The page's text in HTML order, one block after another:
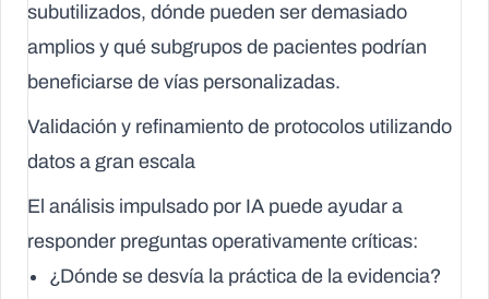
subutilizados, dónde pueden ser demasiado
amplios y qué subgrupos de pacientes podrían
beneficiarse de vías personalizadas.
Validación y refinamiento de protocolos utilizando
datos a gran escala
El análisis impulsado por IA puede ayudar a
responder preguntas operativamente críticas:
¿Dónde se desvía la práctica de la evidencia?